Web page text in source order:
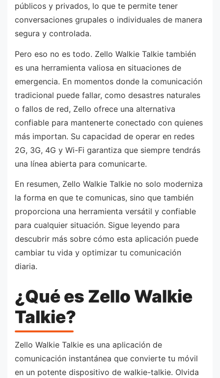
públicos y privados, lo que te permite tener
conversaciones grupales o individuales de manera
segura y controlada.
Pero eso no es todo. Zello Walkie Talkie también
es una herramienta valiosa en situaciones de
emergencia. En momentos donde la comunicación
tradicional puede fallar, como desastres naturales
o fallos de red, Zello ofrece una alternativa
confiable para mantenerte conectado con quienes
más importan. Su capacidad de operar en redes
2G, 3G, 4G y Wi-Fi garantiza que siempre tendrás
una línea abierta para comunicarte.
En resumen, Zello Walkie Talkie no solo moderniza
la forma en que te comunicas, sino que también
proporciona una herramienta versátil y confiable
para cualquier situación. Sigue leyendo para
descubrir más sobre cómo esta aplicación puede
cambiar tu vida y optimizar tu comunicación
diaria.
¿Qué es Zello Walkie
Talkie?
Zello Walkie Talkie es una aplicación de
comunicación instantánea que convierte tu móvil
en un potente dispositivo de walkie-talkie. Olvida